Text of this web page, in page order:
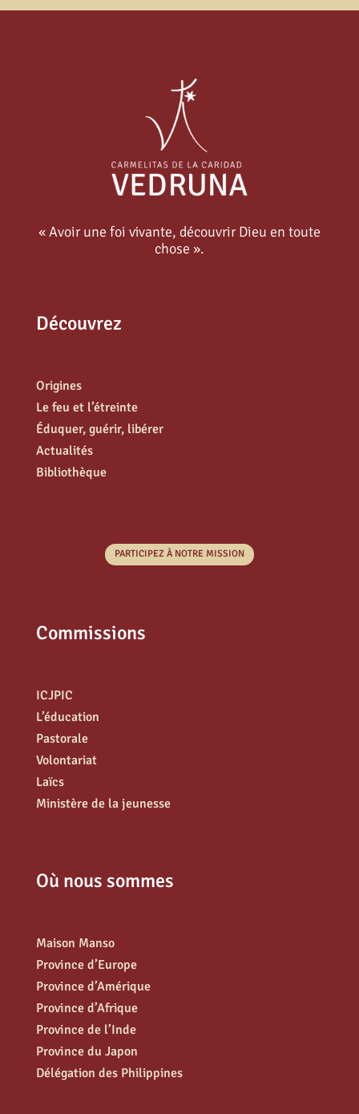
« Avoir une foi vivante, découvrir Dieu en toute
chose ».
Découvrez
Origines
Le feu et l’étreinte
Éduquer, guérir, libérer
Actualités
Bibliothèque
PARTICIPEZ À NOTRE MISSION
Commissions
ICJPIC
L’éducation
Pastorale
Volontariat
Laïcs
Ministère de la jeunesse
Où nous sommes
Maison Manso
Province d’Europe
Province d’Amérique
Province d’Afrique
Province de l’Inde
Province du Japon
Délégation des Philippines